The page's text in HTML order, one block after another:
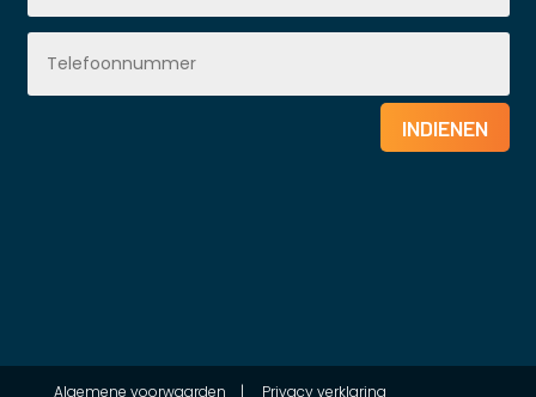
INDIENEN
Algemene voorwaarden | Privacy verklaring